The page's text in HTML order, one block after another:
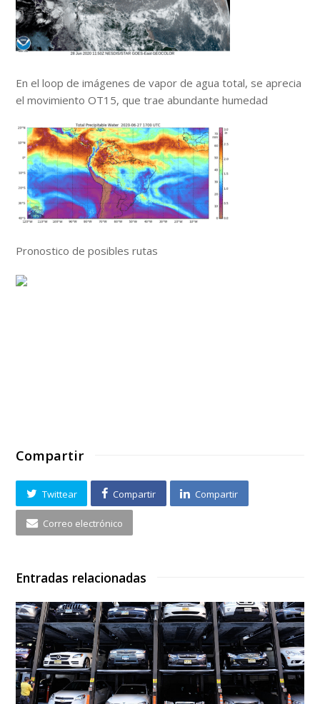
En el loop de imágenes de vapor de agua total, se aprecia
el movimiento OT15, que trae abundante humedad
Pronostico de posibles rutas
Compartir
Twittear Compartir Compartir
Correo electrónico
Entradas relacionadas